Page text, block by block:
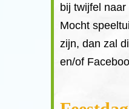
bij twijfel naar
Mocht
zijn, dan zal
en/of